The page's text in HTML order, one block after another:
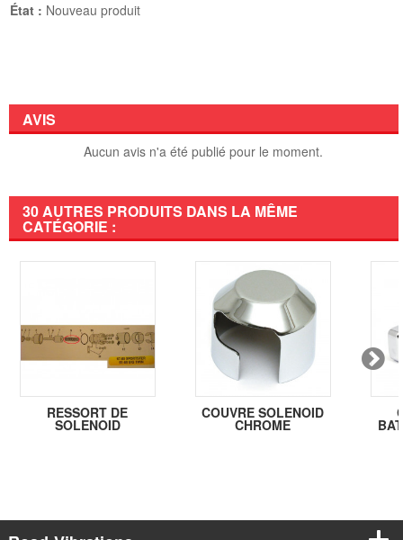
État : Nouveau produit
AVIS
Aucun avis n'a été publié pour le moment.
30 AUTRES PRODUITS DANS LA MÊME
CATÉGORIE :
RESSORT DE
SOLENOID
COUVRE SOLENOID
CHROME